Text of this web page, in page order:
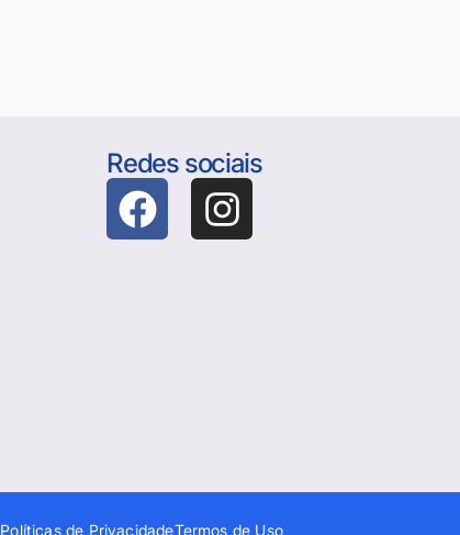
Redes sociais
Políticas de PrivacidadeTermos de Uso